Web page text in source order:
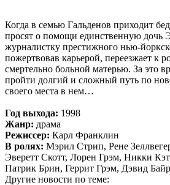
Когда в семью Гальденов приходит
просят о помощи единственную
журналистку престижного нью-
пожертвовав карьерой, переезжает к
смертельно больной матерью. За это
пройти долгий и сложный путь по
своего места в нем…
Год выхода: 1998
Жанр: драма
Режиссер: Карл Франклин
В ролях: Мэрил Стрип, Рене
Эверетт Скотт, Лорен Грэм, Никки
Патрик Брин, Геррит Грэм, Дэвид
Другие новости по теме: